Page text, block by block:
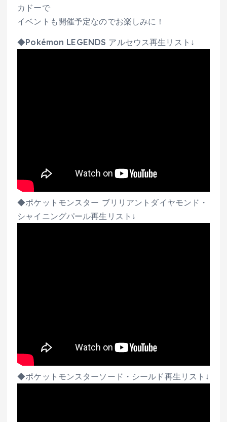
カドーで
イベントも開催予定なのでお楽しみに！
◆Pokémon LEGENDS アルセウス再生リスト↓
◆ポケットモンスター ブリリアントダイヤモンド・
シャイニングパール再生リスト↓
◆ポケットモンスターソード・シールド再生リスト↓